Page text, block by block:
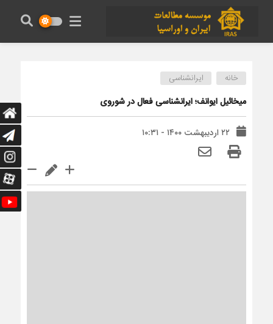
خانه ایرانشناسی
میخائیل ایوانف؛ ایرانشناسی فعال در شوروی
۲۲ اردیبهشت ۱۴۰۰ - ۱۰:۳۱